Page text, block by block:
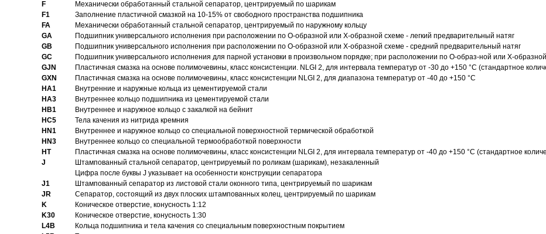
F
Механически обработанный стальной сепаратор, центрируемый по шарикам
F1
Заполнение пластичной смазкой на 10-15% от свободного пространства подшипника
FA
Механически обработанный стальной сепаратор, центрируемый по наружному кольцу
GA
Подшипник универсального исполнения при расположении по О-образной или Х-образной схеме - легкий предварительный натяг
GB
Подшипник универсального исполнения при расположении по О-образной или Х-образной схеме - средний предварительный натяг
GC
Подшипник универсального исполнения для парной установки в произвольном порядке; при расположении по О-образ-ной или Х-
GJN
Пластичная смазка на основе полимочевины, класс консистенции. NLGI 2, для интервала температур от -30 до +150 °C (стандартное
GXN
Пластичная смазка на основе полимочевины, класс консистенции NLGI 2, для диапазона температур от -40 до +150 °C
HA1
Внутренние и наружные кольца из цементируемой стали
HA3
Bнутреннее кольцо подшипника из цементируемой стали
HB1
Bнутреннее и наружное кольцо с закалкой на бейнит
HC5
Тела качения из нитрида кремния
HN1
Bнутреннее и наружное кольцо со специальной поверхностной термической обработкой
HN3
Внутреннее кольцо со специальной термообработкой поверхности
HT
Пластичная смазка на основе полимочевины, класс консистенции NLGI 2, для интервала температур от -40 до +150 °C (стандартное
J
Штампованный стальной сепаратор, центрируемый по роликам (шарикам), незакаленный
Цифра после буквы J указывает на особенности конструкции сепаратора
J1
Штампованный сепаратор из листовой стали оконного типа, центрируемый по шарикам
JR
Сепаратор, состоящий из двух плоских штампованных колец, центрируемый по шарикам
K
Коническое отверстие, конусность 1:12
K30
Коническое отверстие, конусность 1:30
L4B
Кольца подшипника и тела качения со специальным поверхностным покрытием